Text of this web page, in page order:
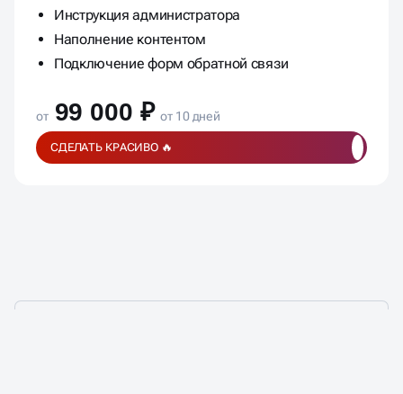
Инструкция администратора
Наполнение контентом
Подключение форм обратной связи
от 99 000 ₽ от 10 дней
СДЕЛАТЬ КРАСИВО 🔥